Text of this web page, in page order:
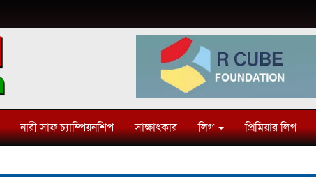
নারী সাফ চ্যাম্পিয়নশিপ সাক্ষাৎকার লিগ প্রিমিয়ার লিগ